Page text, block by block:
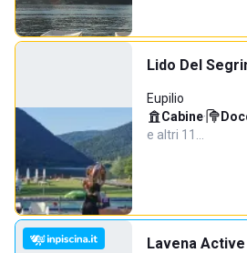
Lido Del
Eupilio
Cabine·
e altri 11…
Lavena Active